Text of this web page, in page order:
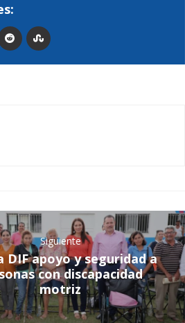
Siguiente
DIF apoyo y seguridad a
con discapacidad
motriz